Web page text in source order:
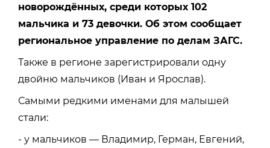
новорождённых, среди которых 102
мальчика и 73 девочки. Об этом сообщает
региональное управление по делам ЗАГС.
Также в регионе зарегистрировали одну
двойню мальчиков (Иван и Ярослав).
Самыми редкими именами для малышей
стали:
- у мальчиков — Владимир, Герман, Евгений,